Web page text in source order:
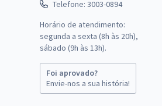
Telefone: 3003-0894
Horário de atendimento:
segunda a sexta (8h às 20h),
sábado (9h às 13h).
Foi aprovado?
Envie-nos a sua história!